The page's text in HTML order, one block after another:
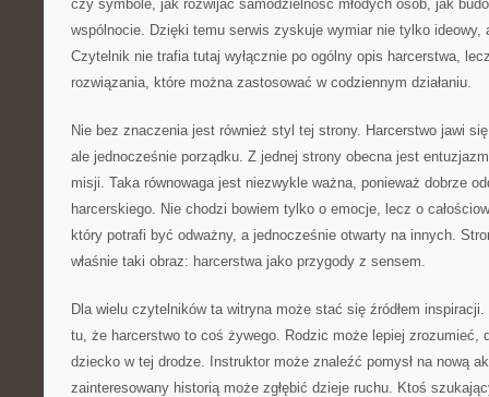
czy symbole, jak rozwijać samodzielność młodych osób, jak
wspólnocie. Dzięki temu serwis zyskuje wymiar nie tylko ideowy,
Czytelnik nie trafia tutaj wyłącznie po ogólny opis harcerstwa,
rozwiązania, które można zastosować w codziennym działaniu.
Nie bez znaczenia jest również styl tej strony. Harcerstwo jawi się
ale jednocześnie porządku. Z jednej strony obecna jest
misji. Taka równowaga jest niezwykle ważna, ponieważ dobrze
harcerskiego. Nie chodzi bowiem tylko o emocje, lecz o
który potrafi być odważny, a jednocześnie otwarty na innych.
właśnie taki obraz: harcerstwa jako przygody z sensem.
Dla wielu czytelników ta witryna może stać się źródłem
tu, że harcerstwo to coś żywego. Rodzic może lepiej zrozumieć,
dziecko w tej drodze. Instruktor może znaleźć pomysł na nową
zainteresowany historią może zgłębić dzieje ruchu. Ktoś